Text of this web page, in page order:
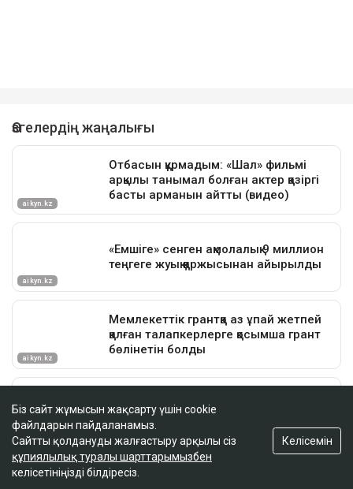
Біз сайт жұмысын жақсарту үшін cookie
файлдарын пайдаланамыз.
Сайтты қолдануды жалғастыру арқылы сіз
құпиялылық туралы шарттарымызбен
келісетініңізді білдіресіз.
Келісемін